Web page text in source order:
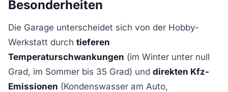
Besonderheiten
Die Garage unterscheidet sich von der Hobby-
Werkstatt durch tieferen
Temperaturschwankungen (im Winter unter null
Grad, im Sommer bis 35 Grad) und direkten Kfz-
Emissionen (Kondenswasser am Auto,